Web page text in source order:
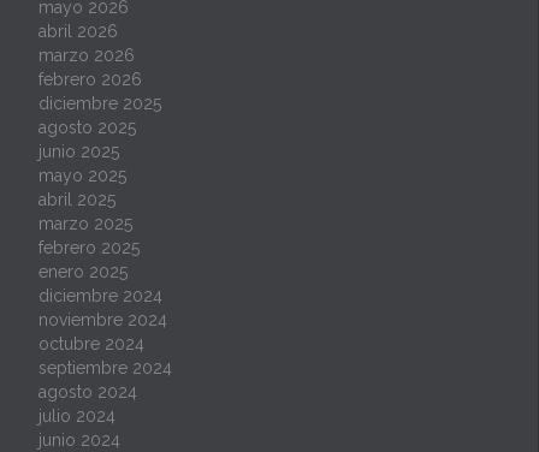
mayo 2026
abril 2026
marzo 2026
febrero 2026
diciembre 2025
agosto 2025
junio 2025
mayo 2025
abril 2025
marzo 2025
febrero 2025
enero 2025
diciembre 2024
noviembre 2024
octubre 2024
septiembre 2024
agosto 2024
julio 2024
junio 2024